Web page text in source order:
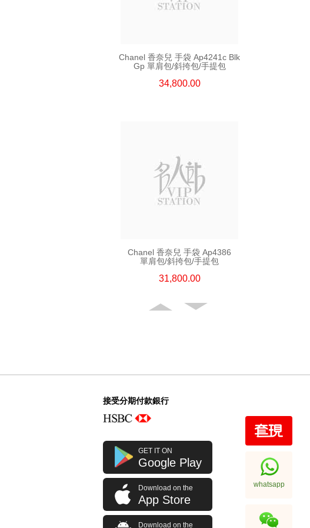
Chanel 香奈兒 手袋 Ap4241c Blk
Gp 單肩包/斜挎包/手提包
34,800.00
Chanel 香奈兒 手袋 Ap4386
單肩包/斜挎包/手提包
31,800.00
Chanel 香奈兒 手袋 Ap4936c Blk
Gp 單肩包/斜挎包
32,800.00
接受分期付款銀行
GET IT ON
Google Play
Download on the
App Store
Download on the
whatsapp